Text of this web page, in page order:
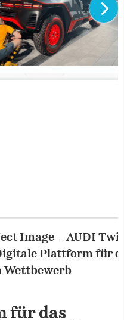
AUDI Twin Cup
für den
2/6
für das